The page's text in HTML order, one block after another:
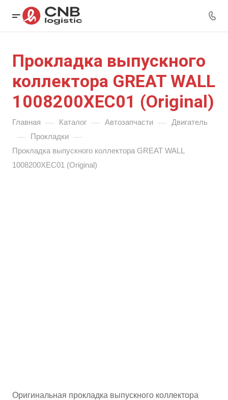
Прокладка выпускного
коллектора GREAT WALL
1008200XEC01 (Original)
Главная — Каталог — Автозапчасти — Двигатель
— Прокладки —
Прокладка выпускного коллектора GREAT WALL
1008200XEC01 (Original)
Оригинальная прокладка выпускного коллектора